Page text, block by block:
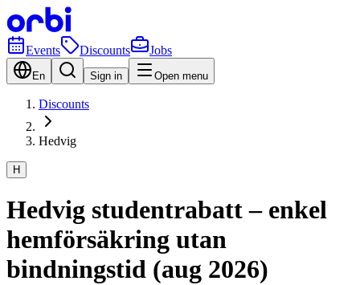
Events Discounts Jobs
En Sign in Open menu
Discounts
Hedvig
H
Hedvig studentrabatt – enkel
hemförsäkring utan
bindningstid (aug 2026)